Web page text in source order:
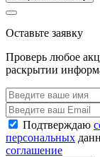
Оставьте заявку
Проверь любое
раскрытии
Подтверждаю
персональных
соглашение